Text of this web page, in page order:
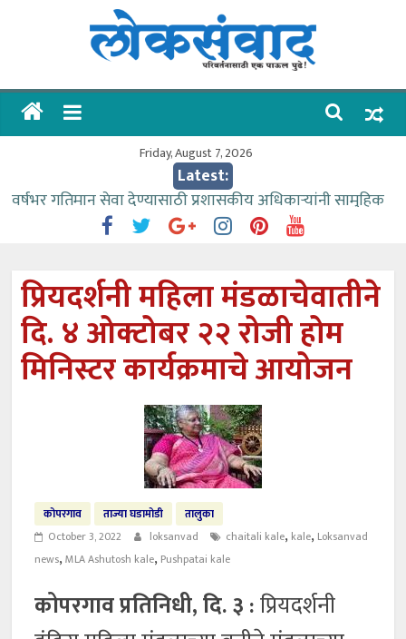
लोकसंवाद
ताज्या
Friday, August 7, 2026
Latest:
वर्षभर गतिमान सेवा देण्यासाठी प्रशासकीय अधिकाऱ्यांनी सामुहिक
प्रयत्न करावे – आमदार काळे
काळे
आत्मामालिक गुरूकूलाचे २२८ विद्यार्थी शिष्यवृत्तीस पात्र
ईच्छा आणि मेहनतीच्या बळावर यश मिळवता येते – शिवप्रसाद
पंडोरे
आमदार आशुतोष काळे यांचा वाढदिवस विविध सामाजिक
प्रियदर्शनी महिला मंडळाचेवातीने
दि. ४ ओक्टोबर २२ रोजी होम
मिनिस्टर कार्यक्रमाचे आयोजन
कोपरगाव ताज्या घडामोडी
तालुका
October 3, 2022
loksanvad chaitali kale, kale, Loksanvad
news,MLA Ashutosh kale, Pushpatai kale
कोपरगाव प्रतिनिधी, दि. ३ :प्रियदर्शनी